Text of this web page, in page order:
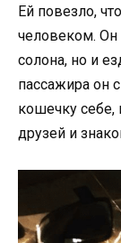
Ей повезло,
человеком. Он
солона, но и
пассажира он
кошечку себе,
друзей и